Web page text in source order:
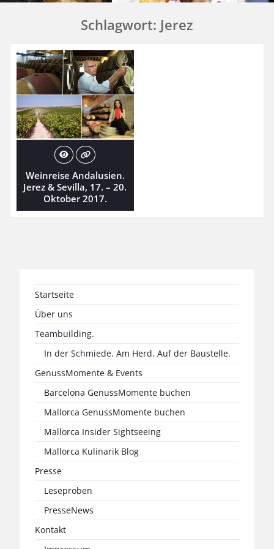
Schlagwort: Jerez
Weinreise Andalusien.
Jerez & Sevilla, 17. – 20.
Oktober 2017.
Startseite
Über uns
Teambuilding.
In der Schmiede. Am Herd. Auf der Baustelle.
GenussMomente & Events
Barcelona GenussMomente buchen
Mallorca GenussMomente buchen
Mallorca Insider Sightseeing
Mallorca Kulinarik Blog
Presse
Leseproben
PresseNews
Kontakt